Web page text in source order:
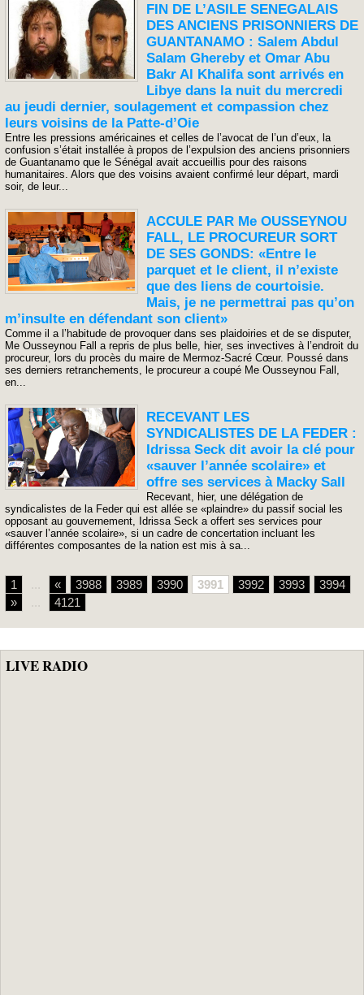
FIN DE L’ASILE SENEGALAIS
DES ANCIENS PRISONNIERS DE
GUANTANAMO : Salem Abdul
Salam Ghereby et Omar Abu
Bakr Al Khalifa sont arrivés en
Libye dans la nuit du mercredi
au jeudi dernier, soulagement et compassion chez
leurs voisins de la Patte-d’Oie
Entre les pressions américaines et celles de l’avocat de l’un d’eux, la
confusion s’était installée à propos de l’expulsion des anciens prisonniers
de Guantanamo que le Sénégal avait accueillis pour des raisons
humanitaires. Alors que des voisins avaient confirmé leur départ, mardi
soir, de leur...
ACCULE PAR Me OUSSEYNOU
FALL, LE PROCUREUR SORT
DE SES GONDS: «Entre le
parquet et le client, il n’existe
que des liens de courtoisie.
Mais, je ne permettrai pas qu’on
m’insulte en défendant son client»
Comme il a l’habitude de provoquer dans ses plaidoiries et de se disputer,
Me Ousseynou Fall a repris de plus belle, hier, ses invectives à l’endroit du
procureur, lors du procès du maire de Mermoz-Sacré Cœur. Poussé dans
ses derniers retranchements, le procureur a coupé Me Ousseynou Fall,
en...
RECEVANT LES
SYNDICALISTES DE LA FEDER :
Idrissa Seck dit avoir la clé pour
«sauver l’année scolaire» et
offre ses services à Macky Sall
Recevant, hier, une délégation de
syndicalistes de la Feder qui est allée se «plaindre» du passif social les
opposant au gouvernement, Idrissa Seck a offert ses services pour
«sauver l’année scolaire», si un cadre de concertation incluant les
différentes composantes de la nation est mis à sa...
1 « 3988 3989 3990 3991 3992 3993
3994
»
4121
LIVE RADIO